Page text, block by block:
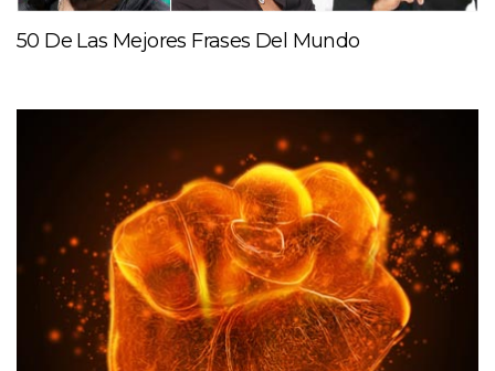
50 De Las Mejores Frases Del Mundo